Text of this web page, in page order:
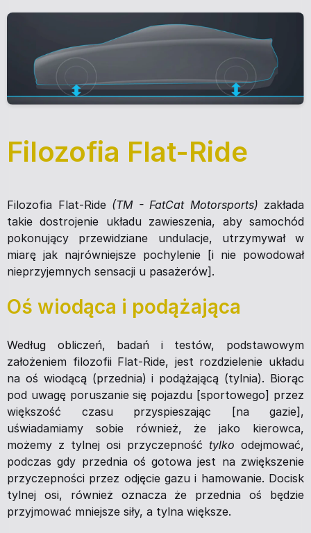
Filozofia Flat-Ride
Filozofia Flat-Ride (TM - FatCat Motorsports) zakłada
takie dostrojenie układu zawieszenia, aby samochód
pokonujący przewidziane undulacje, utrzymywał w
miarę jak najrówniejsze pochylenie [i nie powodował
nieprzyjemnych sensacji u pasażerów].
Oś wiodąca i podążająca
Według obliczeń, badań i testów, podstawowym
założeniem filozofii Flat-Ride, jest rozdzielenie układu
na oś wiodącą (przednia) i podążającą (tylnia). Biorąc
pod uwagę poruszanie się pojazdu [sportowego] przez
większość czasu przyspieszając [na gazie],
uświadamiamy sobie również, że jako kierowca,
możemy z tylnej osi przyczepność tylko odejmować,
podczas gdy przednia oś gotowa jest na zwiększenie
przyczepności przez odjęcie gazu i hamowanie. Docisk
tylnej osi, również oznacza że przednia oś będzie
przyjmować mniejsze siły, a tylna większe.